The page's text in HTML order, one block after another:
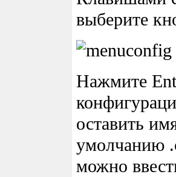
выберите
Нажмите
оставить
умолчанию
можно